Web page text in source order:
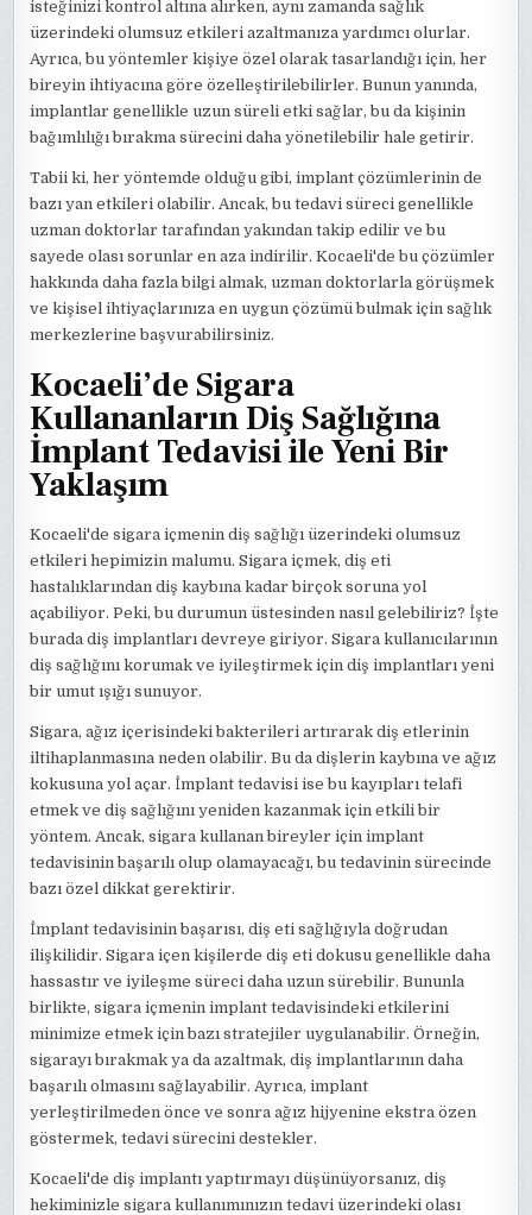
isteğinizi kontrol altına alırken, aynı zamanda sağlık
üzerindeki olumsuz etkileri azaltmanıza yardımcı olurlar.
Ayrıca, bu yöntemler kişiye özel olarak tasarlandığı için, her
bireyin ihtiyacına göre özelleştirilebilirler. Bunun yanında,
implantlar genellikle uzun süreli etki sağlar, bu da kişinin
bağımlılığı bırakma sürecini daha yönetilebilir hale getirir.
Tabii ki, her yöntemde olduğu gibi, implant çözümlerinin de
bazı yan etkileri olabilir. Ancak, bu tedavi süreci genellikle
uzman doktorlar tarafından yakından takip edilir ve bu
sayede olası sorunlar en aza indirilir. Kocaeli'de bu çözümler
hakkında daha fazla bilgi almak, uzman doktorlarla görüşmek
ve kişisel ihtiyaçlarınıza en uygun çözümü bulmak için sağlık
merkezlerine başvurabilirsiniz.
Kocaeli’de Sigara
Kullananların Diş Sağlığına
İmplant Tedavisi ile Yeni Bir
Yaklaşım
Kocaeli'de sigara içmenin diş sağlığı üzerindeki olumsuz
etkileri hepimizin malumu. Sigara içmek, diş eti
hastalıklarından diş kaybına kadar birçok soruna yol
açabiliyor. Peki, bu durumun üstesinden nasıl gelebiliriz? İşte
burada diş implantları devreye giriyor. Sigara kullanıcılarının
diş sağlığını korumak ve iyileştirmek için diş implantları yeni
bir umut ışığı sunuyor.
Sigara, ağız içerisindeki bakterileri artırarak diş etlerinin
iltihaplanmasına neden olabilir. Bu da dişlerin kaybına ve ağız
kokusuna yol açar. İmplant tedavisi ise bu kayıpları telafi
etmek ve diş sağlığını yeniden kazanmak için etkili bir
yöntem. Ancak, sigara kullanan bireyler için implant
tedavisinin başarılı olup olamayacağı, bu tedavinin sürecinde
bazı özel dikkat gerektirir.
İmplant tedavisinin başarısı, diş eti sağlığıyla doğrudan
ilişkilidir. Sigara içen kişilerde diş eti dokusu genellikle daha
hassastır ve iyileşme süreci daha uzun sürebilir. Bununla
birlikte, sigara içmenin implant tedavisindeki etkilerini
minimize etmek için bazı stratejiler uygulanabilir. Örneğin,
sigarayı bırakmak ya da azaltmak, diş implantlarının daha
başarılı olmasını sağlayabilir. Ayrıca, implant
yerleştirilmeden önce ve sonra ağız hijyenine ekstra özen
göstermek, tedavi sürecini destekler.
Kocaeli'de diş implantı yaptırmayı düşünüyorsanız, diş
hekiminizle sigara kullanımınızın tedavi üzerindeki olası